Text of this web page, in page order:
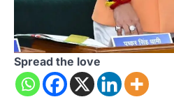
Spread the love